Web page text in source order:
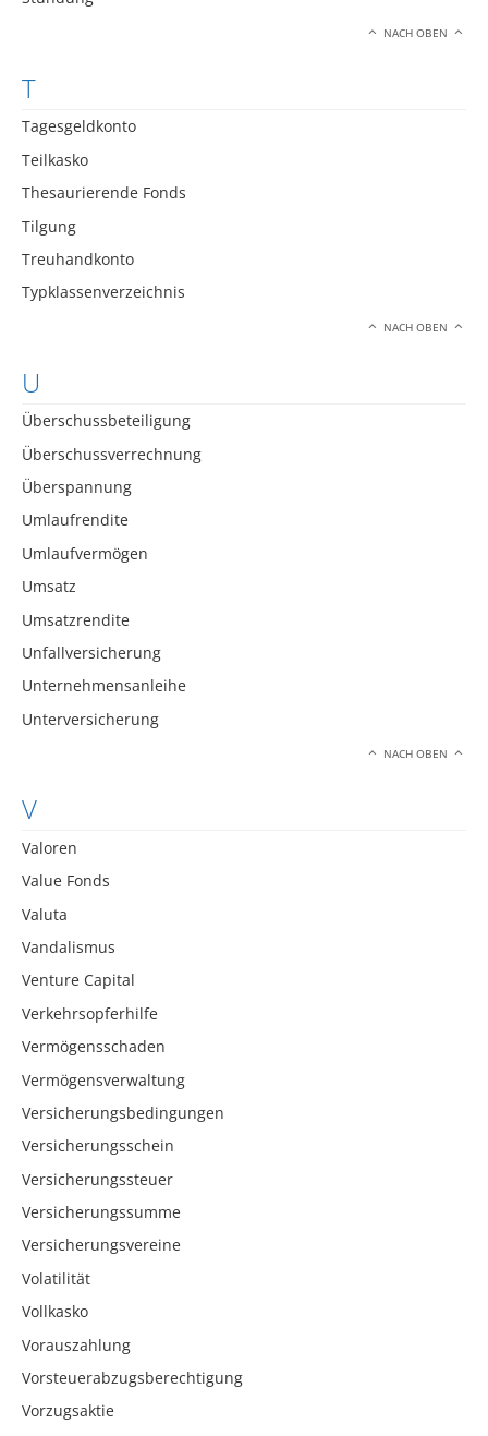
NACH OBEN
T
Tagesgeldkonto
Teilkasko
Thesaurierende Fonds
Tilgung
Treuhandkonto
Typklassenverzeichnis
NACH OBEN
U
Überschussbeteiligung
Überschussverrechnung
Überspannung
Umlaufrendite
Umlaufvermögen
Umsatz
Umsatzrendite
Unfallversicherung
Unternehmensanleihe
Unterversicherung
NACH OBEN
V
Valoren
Value Fonds
Valuta
Vandalismus
Venture Capital
Verkehrsopferhilfe
Vermögensschaden
Vermögensverwaltung
Versicherungsbedingungen
Versicherungsschein
Versicherungssteuer
Versicherungssumme
Versicherungsvereine
Volatilität
Vollkasko
Vorauszahlung
Vorsteuerabzugsberechtigung
Vorzugsaktie